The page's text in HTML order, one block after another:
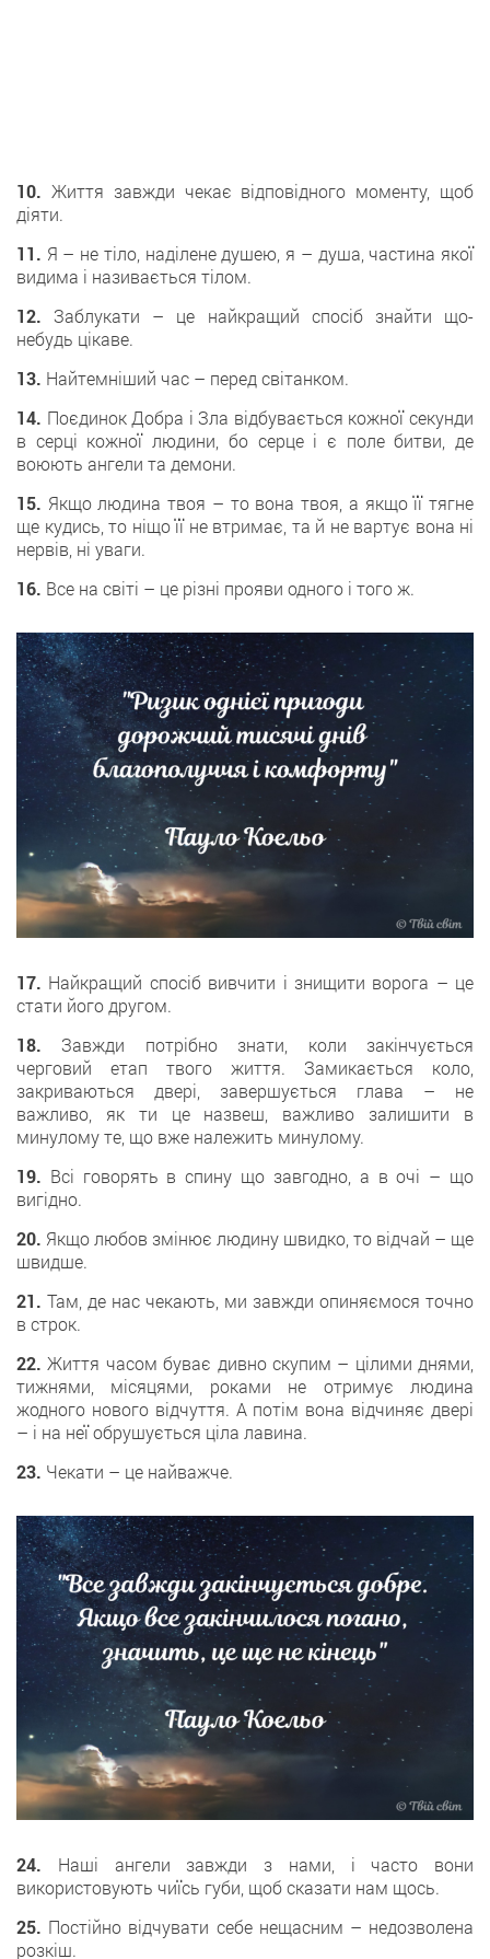
10. Життя завжди чекає відповідного моменту, щоб
діяти.
11. Я – не тіло, наділене душею, я – душа, частина якої
видима і називається тілом.
12. Заблукати – це найкращий спосіб знайти що-
небудь цікаве.
13. Найтемніший час – перед світанком.
14. Поєдинок Добра і Зла відбувається кожної секунди
в серці кожної людини, бо серце і є поле битви, де
воюють ангели та демони.
15. Якщо людина твоя – то вона твоя, а якщо її тягне
ще кудись, то ніщо її не втримає, та й не вартує вона ні
нервів, ні уваги.
16. Все на світі – це різні прояви одного і того ж.
17. Найкращий спосіб вивчити і знищити ворога – це
стати його другом.
18. Завжди потрібно знати, коли закінчується
черговий етап твого життя. Замикається коло,
закриваються двері, завершується глава – не
важливо, як ти це назвеш, важливо залишити в
минулому те, що вже належить минулому.
19. Всі говорять в спину що завгодно, а в очі – що
вигідно.
20. Якщо любов змінює людину швидко, то відчай – ще
швидше.
21. Там, де нас чекають, ми завжди опиняємося точно
в строк.
22. Життя часом буває дивно скупим – цілими днями,
тижнями, місяцями, роками не отримує людина
жодного нового відчуття. А потім вона відчиняє двері
– і на неї обрушується ціла лавина.
23. Чекати – це найважче.
24. Наші ангели завжди з нами, і часто вони
використовують чиїсь губи, щоб сказати нам щось.
25. Постійно відчувати себе нещасним – недозволена
розкіш.